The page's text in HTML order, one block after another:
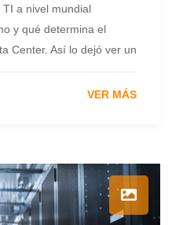
a nivel mundial
y qué determina el
Center. Así lo dejó ver un
VER MÁS